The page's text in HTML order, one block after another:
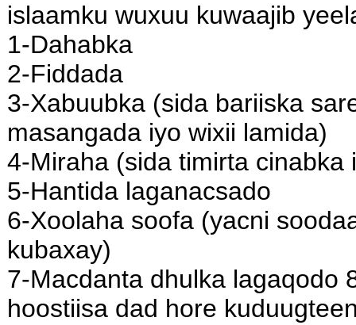
islaamku wuxuu kuwaajib
1-Dahabka
2-Fiddada
3-Xabuubka (sida bariiska
masangada iyo wixii lamida)
4-Miraha (sida timirta cinabka
5-Hantida laganacsado
6-Xoolaha soofa (yacni
kubaxay)
7-Macdanta dhulka lagaqodo
hoostiisa dad hore